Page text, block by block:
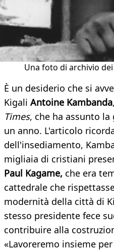
Una foto di archivio
È un desiderio che si
Kigali Antoine Kambanda
Times, che ha assunto
un anno. L'articolo
dell'insediamento,
migliaia di cristiani
Paul Kagame, che era
cattedrale che
modernità della città di
stesso presidente fece
contribuire alla
«Lavoreremo insieme